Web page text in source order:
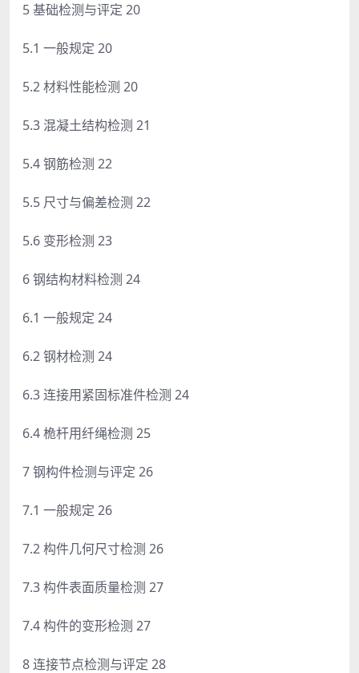
5 基础检测与评定 20
5.1 一般规定 20
5.2 材料性能检测 20
5.3 混凝土结构检测 21
5.4 钢筋检测 22
5.5 尺寸与偏差检测 22
5.6 变形检测 23
6 钢结构材料检测 24
6.1 一般规定 24
6.2 钢材检测 24
6.3 连接用紧固标准件检测 24
6.4 桅杆用纤绳检测 25
7 钢构件检测与评定 26
7.1 一般规定 26
7.2 构件几何尺寸检测 26
7.3 构件表面质量检测 27
7.4 构件的变形检测 27
8 连接节点检测与评定 28